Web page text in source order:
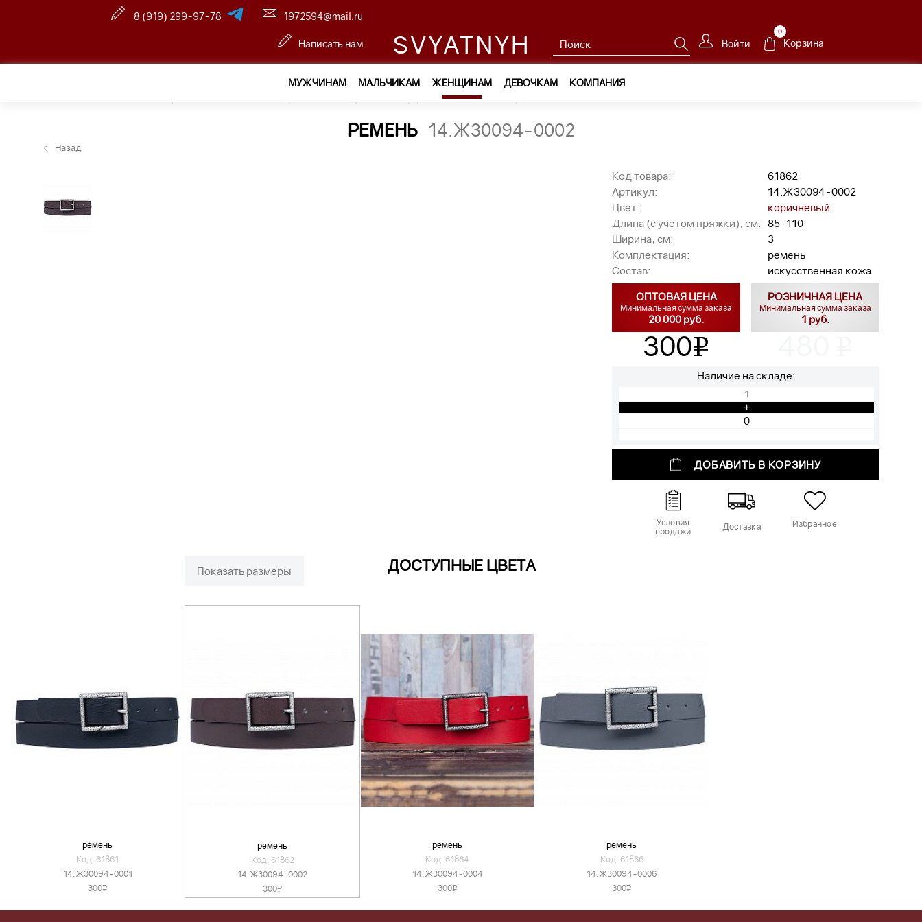
8 (919) 299-97-78 1972594@mail.ru
Написать нам SVYATNYH Войти
0
Корзина
МУЖЧИНАМ МАЛЬЧИКАМ ЖЕНЩИНАМ ДЕВОЧКАМ КОМПАНИЯ
— Ремни
РЕМЕНЬ 14.Ж30094-0002
Назад
Код товара:
61862
Артикул:
14.Ж30094-0002
Цвет:
коричневый
Длина (с учётом пряжки), см:
85-110
Ширина, см:
3
Комплектация:
ремень
Состав:
искусственная кожа
ОПТОВАЯ ЦЕНА
Минимальная сумма заказа
20 000 руб.
300v
РОЗНИЧНАЯ ЦЕНА
Минимальная сумма заказа
1 руб.
Наличие на складе:
1
+
ДОБАВИТЬ В КОРЗИНУ
Условия
продажи
Доставка Избранное
Показать размеры ДОСТУПНЫЕ ЦВЕТА
ремень
Код: 61861
14.Ж30094-0001
300v
ремень
Код: 61862
14.Ж30094-0002
300v
ремень
Код: 61864
14.Ж30094-0004
300v
ремень
Код: 61866
14.Ж30094-0006
300v